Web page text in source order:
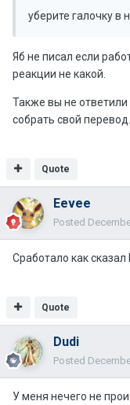
уберите галочку в
Яб не писал если
реакции не какой.
Также вы не ответили
собрать свой перевод.
Quote
Eevee
Posted
Сработало как
Quote
Dudi
Posted
У меня нечего не